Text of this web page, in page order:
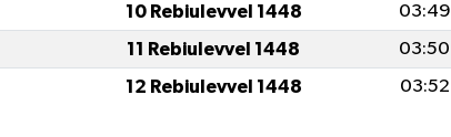
10 Rebiulevvel 1448 03:49
11 Rebiulevvel 1448 03:50
12 Rebiulevvel 1448 03:52